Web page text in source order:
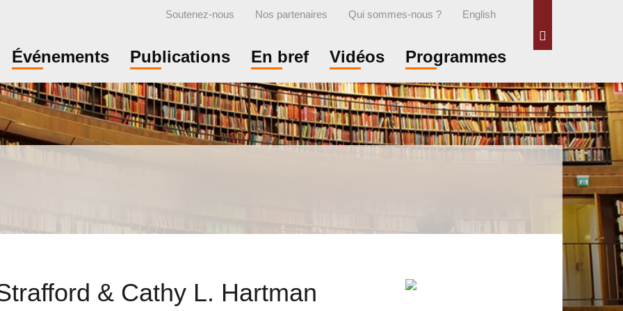
Soutenez-nous Nos partenaires Qui sommes-nous ? English
Événements Publications En bref Vidéos Programmes
& Cathy L. Hartman